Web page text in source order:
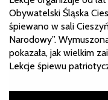
Obywatelski Śląska
śpiewano w sali
Narodowy”.
pokazała, jak wielkim
Lekcje śpiewu